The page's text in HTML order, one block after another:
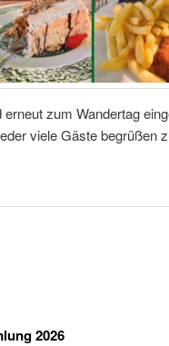
zum Wandertag
viele Gäste begrüßen
2026